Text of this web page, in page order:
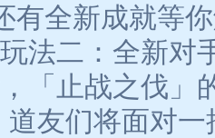
有全新成就等
法二：全新对
「止战之伐」
道友们将面对一